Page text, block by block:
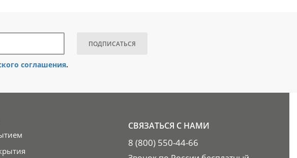
ПОДПИСАТЬСЯ
соглашения.
СВЯЗАТЬСЯ С НАМИ
8 (800) 550-44-66